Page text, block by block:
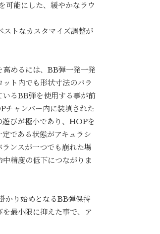
能にした、緩やかなラウ
トなカスタマイズ調整が
めるには、BB弾一発一発
ト内でも形状寸法のバラ
いるBB弾を使用する事が前
チャンバー内に装填された
びが極小であり、HOPを
である状態がアキュラシ
ンスが一つでも崩れた場
精度の低下につながりま
かり始めとなるBB弾保持
最小限に抑えた事で、ア